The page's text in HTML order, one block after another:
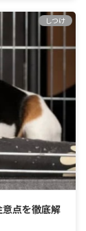
しつけ
点を徹底解